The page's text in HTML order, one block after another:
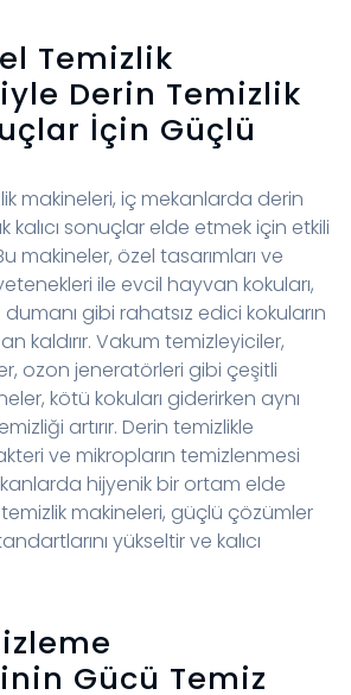
Temizlik
Derin Temizlik
İçin Güçlü
makineleri, iç mekanlarda derin
kalıcı sonuçlar elde etmek için etkili
makineler, özel tasarımları ve
ile evcil hayvan kokuları,
gibi rahatsız edici kokuların
kaldırır. Vakum temizleyiciler,
ozon jeneratörleri gibi çeşitli
kötü kokuları giderirken aynı
artırır. Derin temizlikle
ve mikropların temizlenmesi
hijyenik bir ortam elde
makineleri, güçlü çözümler
yükseltir ve kalıcı
Gücü Temiz